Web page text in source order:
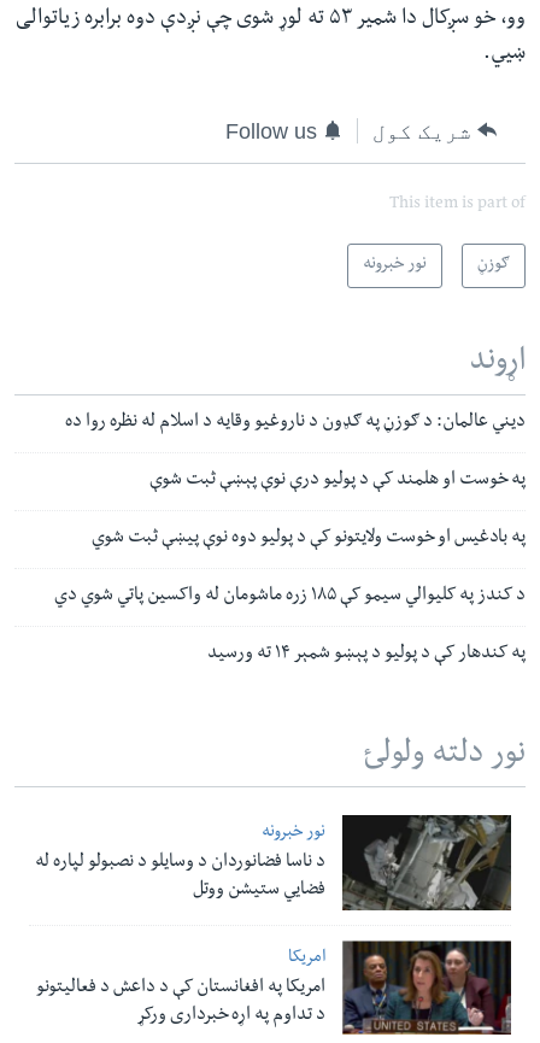
وو، خو سږکال دا شمیر ۵۳ ته لوړ شوی چې نږدې دوه برابره زیاتوالی
ښيي.
شریک کول Follow us
This item is part of
ګوزڼ نور خبرونه
اړوند
دیني عالمان: د ګوزڼ په ګډون د ناروغیو وقایه د اسلام له نظره روا ده
په خوست او هلمند کې د پوليو درې نوې پېښې ثبت شوې
په بادغیس او خوست ولایتونو کې د پولیو دوه نوې پیښې ثبت شوي
د کندز په کلیوالي سیمو کې ۱۸۵ زره ماشومان له واکسین پاتي شوي دي
په کندهار کې د پولیو د پېښو شمېر ۱۴ ته ورسید
نور دلته ولولئ
نور خبرونه
د ناسا فضانوردان د وسایلو د نصبولو لپاره له
فضایي ستیشن ووتل
امریکا
امریکا په افغانستان کې د داعش د فعالیتونو
د تداوم په اړه خبرداری ورکړ